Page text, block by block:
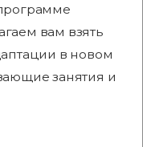
вам взять
в новом
занятия и